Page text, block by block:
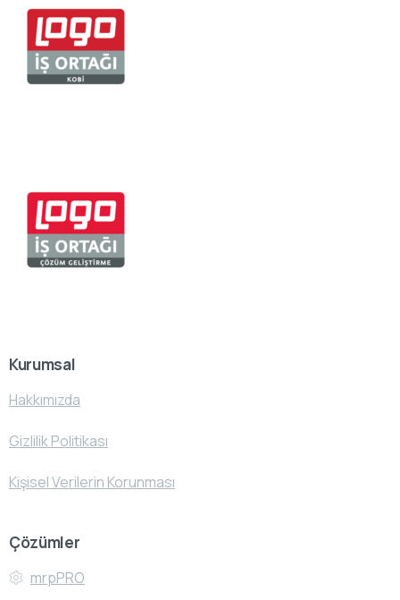
Kurumsal
Hakkımızda
Gizlilik Politikası
Kişisel Verilerin Korunması
Çözümler
mrpPRO